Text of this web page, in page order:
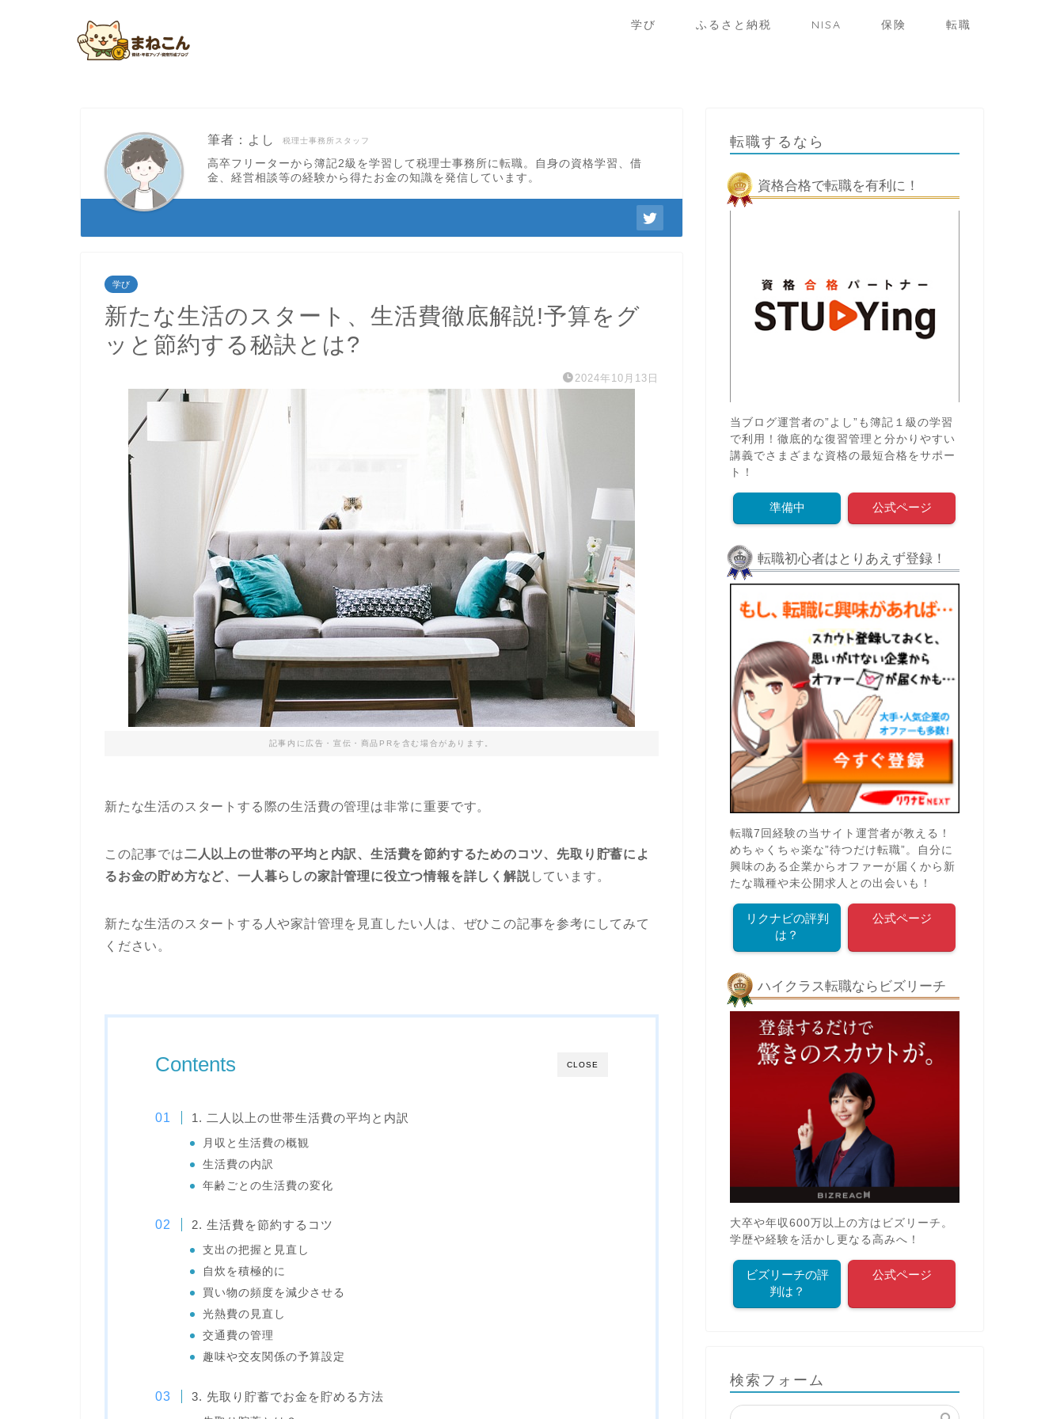
学び ふるさと納税 NISA 保険 転職
税理士事務所スタッフ
筆者：よし
高卒フリーターから簿記2級を学習して税理士事務所に転職。自身の資格学習、借
金、経営相談等の経験から得たお金の知識を発信しています。
学び
新たな生活のスタート、生活費徹底解説!予算をグ
ッと節約する秘訣とは?
2024年10月13日
記事内に広告・宣伝・商品PRを含む場合があります。
新たな生活のスタートする際の生活費の管理は非常に重要です。
この記事では二人以上の世帯の平均と内訳、生活費を節約するためのコツ、先取り貯蓄によ
るお金の貯め方など、一人暮らしの家計管理に役立つ情報を詳しく解説 しています。
新たな生活のスタートする人や家計管理を見直したい人は、ぜひこの記事を参考にしてみて
ください。
CLOSE
Contents
1. 二人以上の世帯生活費の平均と内訳
月収と生活費の概観
生活費の内訳
年齢ごとの生活費の変化
2. 生活費を節約するコツ
支出の把握と見直し
自炊を積極的に
買い物の頻度を減少させる
光熱費の見直し
交通費の管理
趣味や交友関係の予算設定
3. 先取り貯蓄でお金を貯める方法
転職するなら
資格合格で転職を有利に！
当ブログ運営者の”よし”も簿記１級の学習
で利用！徹底的な復習管理と分かりやすい
講義でさまざまな資格の最短合格をサポー
ト！
準備中 公式ページ
転職初心者はとりあえず登録！
転職7回経験の当サイト運営者が教える！
めちゃくちゃ楽な”待つだけ転職”。自分に
興味のある企業からオファーが届くから新
たな職種や未公開求人との出会いも！
リクナビの評判
は？
公式ページ
ハイクラス転職ならビズリーチ
大卒や年収600万以上の方はビズリーチ。
学歴や経験を活かし更なる高みへ！
ビズリーチの評
判は？
公式ページ
検索フォーム